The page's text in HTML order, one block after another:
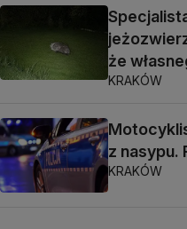
że
KRAKÓW
z nasypu.
KRAKÓW